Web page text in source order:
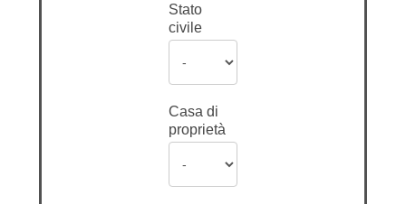
Stato
civile
Casa di
proprietà